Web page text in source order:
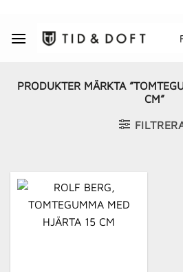
content
PRODUKTER MÄRKTA
CM”